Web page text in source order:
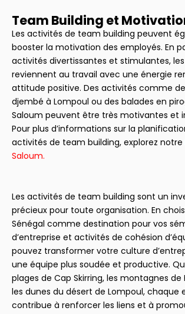
Team Building et
Les activités de team building peuvent
booster la motivation des employés. En
activités divertissantes et stimulantes,
reviennent au travail avec une énergie
attitude positive. Des activités comme
djembé à Lompoul ou des balades en
Saloum peuvent être très motivantes et
Pour plus d’informations sur la
activités de team building, explorez notre
Saloum.
Les activités de team building sont un
précieux pour toute organisation. En
Sénégal comme destination pour vos
d’entreprise et activités de cohésion
pouvez transformer votre culture
une équipe plus soudée et productive.
plages de Cap Skirring, les montagnes de
les dunes du désert de Lompoul, chaque
contribue à renforcer les liens et à